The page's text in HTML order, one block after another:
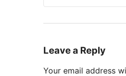
Leave a Reply
Your email address